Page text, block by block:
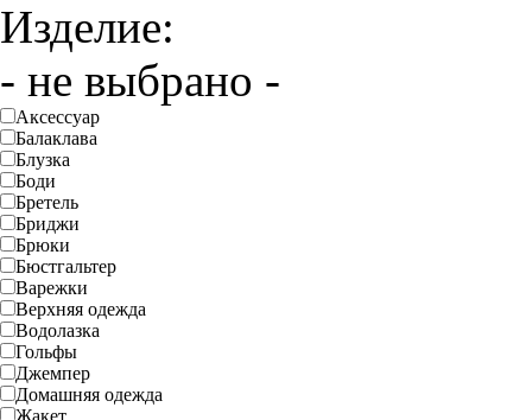
Изделие:
- не выбрано -
Аксессуар
Балаклава
Блузка
Боди
Бретель
Бриджи
Брюки
Бюстгальтер
Варежки
Верхняя одежда
Водолазка
Гольфы
Джемпер
Домашняя одежда
Жакет